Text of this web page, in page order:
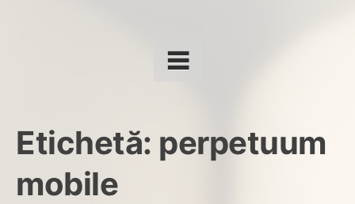
Etichetă: perpetuum
mobile